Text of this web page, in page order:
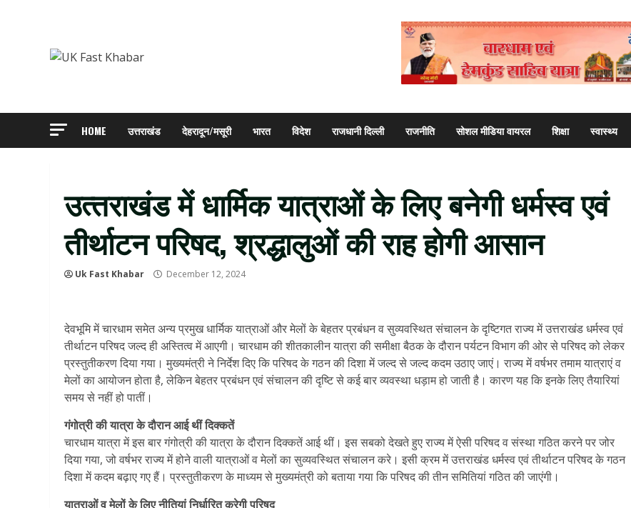
HOME उत्तराखंड देहरादून/मसूरी भारत विदेश राजधानी दिल्ली राजनीति सोशल मीडिया वायरल शिक्षा स्वास्थ्य
उत्‍तराखंड में धार्मिक यात्राओं के लिए बनेगी धर्मस्व एवं
तीर्थाटन परिषद, श्रद्धालुओं की रा‍ह होगी आसान
Uk Fast Khabar December 12, 2024
देवभूमि में चारधाम समेत अन्य प्रमुख धार्मिक यात्राओं और मेलों के बेहतर प्रबंधन व सुव्यवस्थित संचालन के दृष्टिगत राज्य में उत्तराखंड धर्मस्व एवं
तीर्थाटन परिषद जल्द ही अस्तित्व में आएगी। चारधाम की शीतकालीन यात्रा की समीक्षा बैठक के दौरान पर्यटन विभाग की ओर से परिषद को लेकर
प्रस्तुतीकरण दिया गया। मुख्यमंत्री ने निर्देश दिए कि परिषद के गठन की दिशा में जल्द से जल्द कदम उठाए जाएं। राज्य में वर्षभर तमाम यात्राएं व
मेलों का आयोजन होता है, लेकिन बेहतर प्रबंधन एवं संचालन की दृष्टि से कई बार व्यवस्था धड़ाम हो जाती है। कारण यह कि इनके लिए तैयारियां
समय से नहीं हो पातीं।
गंगोत्री की यात्रा के दौरान आई थीं दिक्कतें
चारधाम यात्रा में इस बार गंगोत्री की यात्रा के दौरान दिक्कतें आई थीं। इस सबको देखते हुए राज्य में ऐसी परिषद व संस्था गठित करने पर जोर
दिया गया, जो वर्षभर राज्य में होने वाली यात्राओं व मेलों का सुव्यवस्थित संचालन करे। इसी क्रम में उत्तराखंड धर्मस्व एवं तीर्थाटन परिषद के गठन
दिशा में कदम बढ़ाए गए हैं। प्रस्तुतीकरण के माध्यम से मुख्यमंत्री को बताया गया कि परिषद की तीन समितियां गठित की जाएंगी।
यात्राओं व मेलों के लिए नीतियां निर्धारित करेगी परिषद